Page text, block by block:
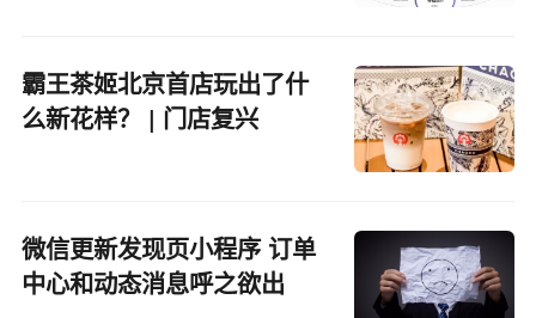
霸王茶姬北京首店玩出了什
么新花样？ | 门店复兴
微信更新发现页小程序 订单
中心和动态消息呼之欲出